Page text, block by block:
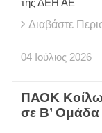
της ΔΕΗ ΑΕ
Διαβάστε
04 Ιούλιος 2026
ΠΑΟΚ
σε Β’ Ομάδα